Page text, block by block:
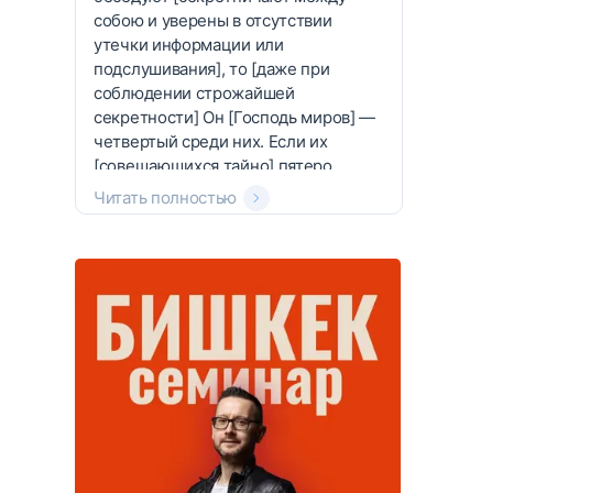
собою и уверены в отсутствии
утечки информации или
подслушивания], то [даже при
соблюдении строжайшей
секретности] Он [Господь миров] —
четвертый среди них. Если их
[совещающихся тайно] пятеро,
Читать полностью